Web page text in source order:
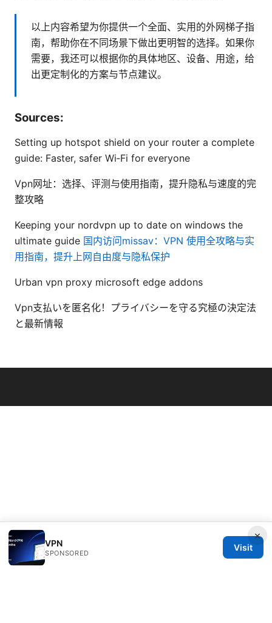
以上内容希望为你提供一个全面、实用的外网梯子指
南，帮助你在不同场景下做出更明智的选择。如果你
需要，我还可以根据你的具体地区、设备、用途，给
出更定制化的方案与节点建议。
Sources:
Setting up hotspot shield on your router a complete
guide: Faster, safer Wi‑Fi for everyone
Vpn网址：选择、评测与使用指南，提升隐私与速度的完
整攻略
Keeping your nordvpn up to date on windows the
ultimate guide 国内访问missav：VPN 使用全攻略与实
用指南，提升上网自由度与隐私保护
Urban vpn proxy microsoft edge addons
Vpn支払いを匿名化！プライバシーを守る究極の決定法
と最新情報
×
VPN
SPONSORED
Visit